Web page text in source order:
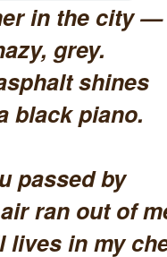
in the city —
grey.
shines
black piano.
passed by
ran out of
lives in my